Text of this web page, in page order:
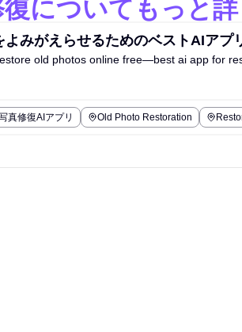
についてもっと
よみがえらせるためのベストAIアプ
old photos online free—best ai app for
真修復AIアプリ Old Photo Restoration